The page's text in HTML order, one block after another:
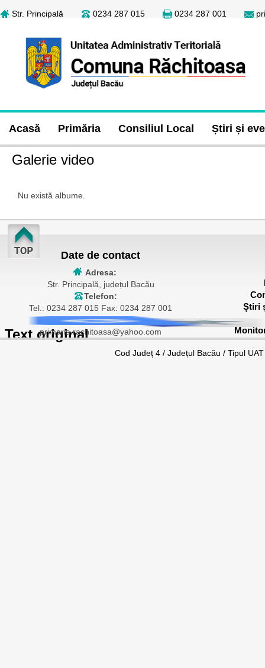
Str. Principală 0234 287 015 0234 287 001
Acasă Primăria Consiliul Local Știri și
Galerie video
Nu există albume.
Date de contact
Adresa:
Str. Principală, județul Bacău
Telefon:
Tel.: 0234 287 015 Fax: 0234 287 001
E-mail:
primaria.rachitoasa@yahoo.com
Știri
Cod Județ 4 / Județul Bacău / Tipul
Text original